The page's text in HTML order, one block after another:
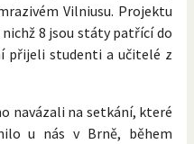
Vilniusu. Projektu
8 jsou státy patřící do
přijeli studenti a učitelé z
navázali na setkání, které
u nás v Brně, během